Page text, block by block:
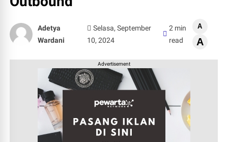
Adetya
Wardani
Selasa, September
10, 2024
2 min
read
A
A
Advertisement